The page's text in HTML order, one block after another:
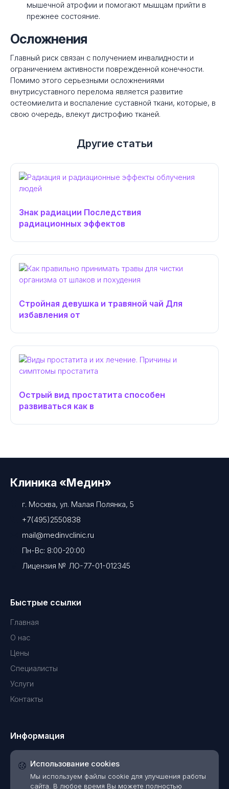
мышечной атрофии и помогают мышцам прийти в
прежнее состояние.
Осложнения
Главный риск связан с получением инвалидности и
ограничением активности поврежденной конечности.
Помимо этого серьезными осложнениями
внутрисуставного перелома является развитие
остеомиелита и воспаление суставной ткани, которые, в
свою очередь, влекут дистрофию тканей.
Другие статьи
Знак радиации Последствия
радиационных эффектов
Стройная девушка и травяной чай Для
избавления от
Острый вид простатита способен
развиваться как в
Клиника «Медин»
г. Москва, ул. Малая Полянка, 5
+7(495)2550838
mail@medinvclinic.ru
Пн-Вс: 8:00-20:00
Лицензия № ЛО-77-01-012345
Быстрые ссылки
Главная
О нас
Цены
Специалисты
Услуги
Контакты
Информация
Использование cookies
Мы используем файлы cookie для улучшения работы
сайта. В любое время Вы можете полностью